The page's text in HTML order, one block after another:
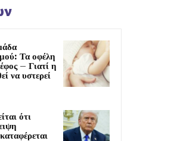
Τα οφέλη
– Γιατί η
να υστερεί
ότι